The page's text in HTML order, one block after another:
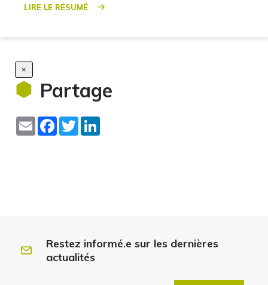
Lire le résumé
×
Partage
Email Facebook
Twitter
Restez informé.e sur les dernières
actualités